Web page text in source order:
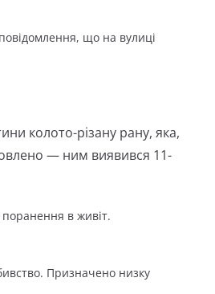
що на вулиці
колото-різану рану, яка,
— ним виявився 11-
в живіт.
Призначено низку